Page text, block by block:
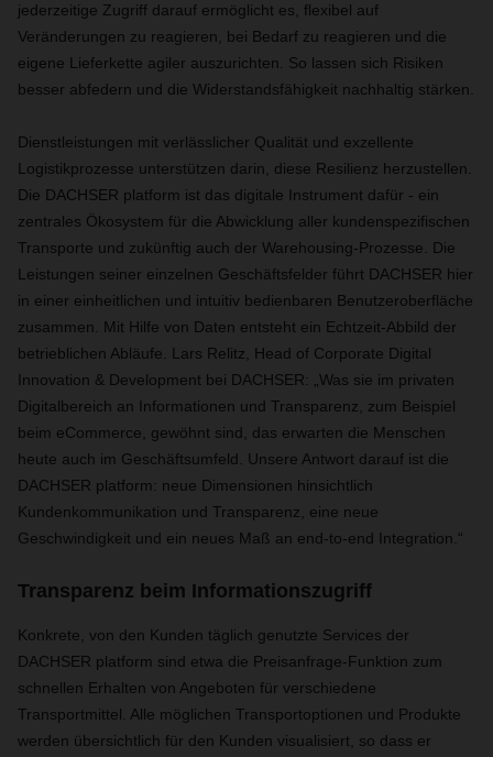
jederzeitige Zugriff darauf ermöglicht es, flexibel auf
Veränderungen zu reagieren, bei Bedarf zu reagieren und die
eigene Lieferkette agiler auszurichten. So lassen sich Risiken
besser abfedern und die Widerstandsfähigkeit nachhaltig stärken.
Dienstleistungen mit verlässlicher Qualität und exzellente
Logistikprozesse unterstützen darin, diese Resilienz herzustellen.
Die DACHSER platform ist das digitale Instrument dafür - ein
zentrales Ökosystem für die Abwicklung aller kundenspezifischen
Transporte und zukünftig auch der Warehousing-Prozesse. Die
Leistungen seiner einzelnen Geschäftsfelder führt DACHSER hier
in einer einheitlichen und intuitiv bedienbaren Benutzeroberfläche
zusammen. Mit Hilfe von Daten entsteht ein Echtzeit-Abbild der
betrieblichen Abläufe. Lars Relitz, Head of Corporate Digital
Innovation & Development bei DACHSER: „Was sie im privaten
Digitalbereich an Informationen und Transparenz, zum Beispiel
beim eCommerce, gewöhnt sind, das erwarten die Menschen
heute auch im Geschäftsumfeld. Unsere Antwort darauf ist die
DACHSER platform: neue Dimensionen hinsichtlich
Kundenkommunikation und Transparenz, eine neue
Geschwindigkeit und ein neues Maß an end-to-end Integration.“
Transparenz beim Informationszugriff
Konkrete, von den Kunden täglich genutzte Services der
DACHSER platform sind etwa die Preisanfrage-Funktion zum
schnellen Erhalten von Angeboten für verschiedene
Transportmittel. Alle möglichen Transportoptionen und Produkte
werden übersichtlich für den Kunden visualisiert, so dass er